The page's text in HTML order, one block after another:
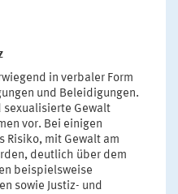
in verbaler Form
und Beleidigungen.
Gewalt
vor. Bei einigen
Risiko, mit Gewalt am
deutlich über dem
beispielsweise
sowie Justiz- und